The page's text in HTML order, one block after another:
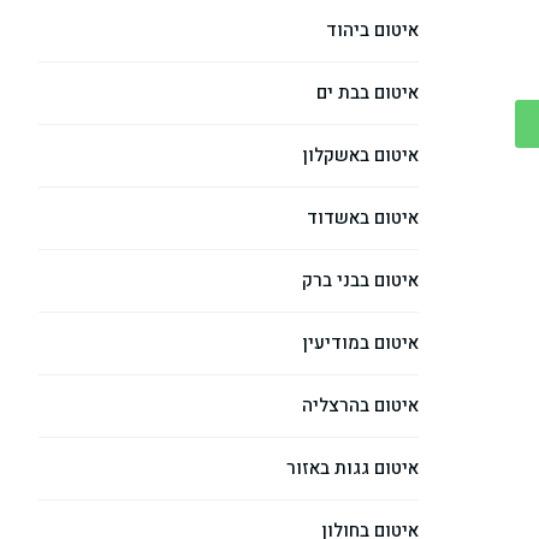
איטום ביהוד
איטום בבת ים
איטום באשקלון
איטום באשדוד
איטום בבני ברק
איטום במודיעין
איטום בהרצליה
איטום גגות באזור
איטום בחולון